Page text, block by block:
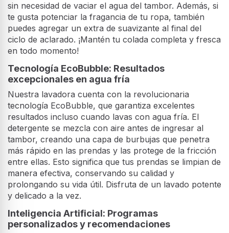
sin necesidad de vaciar el agua del tambor. Además, si
te gusta potenciar la fragancia de tu ropa, también
puedes agregar un extra de suavizante al final del
ciclo de aclarado. ¡Mantén tu colada completa y fresca
en todo momento!
Tecnología EcoBubble: Resultados
excepcionales en agua fría
Nuestra lavadora cuenta con la revolucionaria
tecnología EcoBubble, que garantiza excelentes
resultados incluso cuando lavas con agua fría. El
detergente se mezcla con aire antes de ingresar al
tambor, creando una capa de burbujas que penetra
más rápido en las prendas y las protege de la fricción
entre ellas. Esto significa que tus prendas se limpian de
manera efectiva, conservando su calidad y
prolongando su vida útil. Disfruta de un lavado potente
y delicado a la vez.
Inteligencia Artificial: Programas
personalizados y recomendaciones